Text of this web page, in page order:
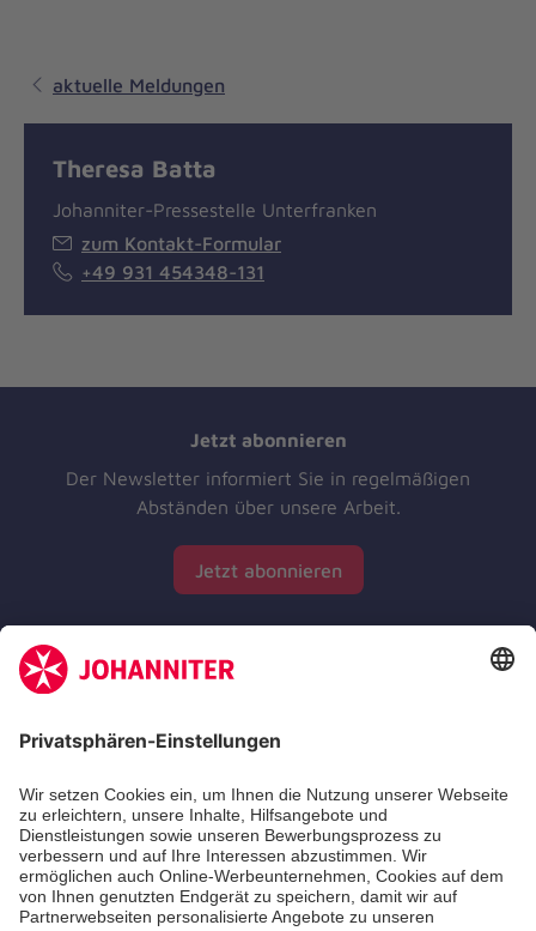
aktuelle Meldungen
Theresa Batta
Johanniter-Pressestelle Unterfranken
zum Kontakt-Formular
+49 931 454348-131
Jetzt abonnieren
Der Newsletter informiert Sie in regelmäßigen
Abständen über unsere Arbeit.
Jetzt abonnieren
Zertifizierung der Johanniter-Unfall-Hilfe e.V.
Die Johanniter GmbH führt das Spendenzertifikat
des Deutschen Spendenrats e.V.